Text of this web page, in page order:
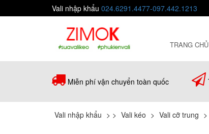
Vali nhập khẩu 024.6291.4477-097.442.1213
TRANG CHỦ
Miễn phí vận chuyển toàn quốc
Vali nhập khẩu > > Vali kéo > Vali cỡ trung >